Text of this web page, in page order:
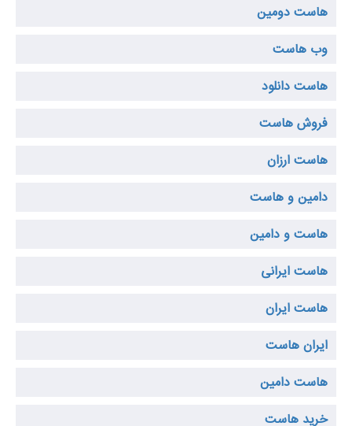
هاست دومین
وب هاست
هاست دانلود
فروش هاست
هاست ارزان
دامین و هاست
هاست و دامین
هاست ایرانی
هاست ایران
ایران هاست
هاست دامین
خرید هاست